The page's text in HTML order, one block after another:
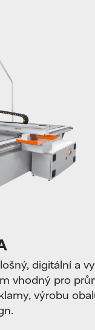
digitální a
vhodný pro
výrobu